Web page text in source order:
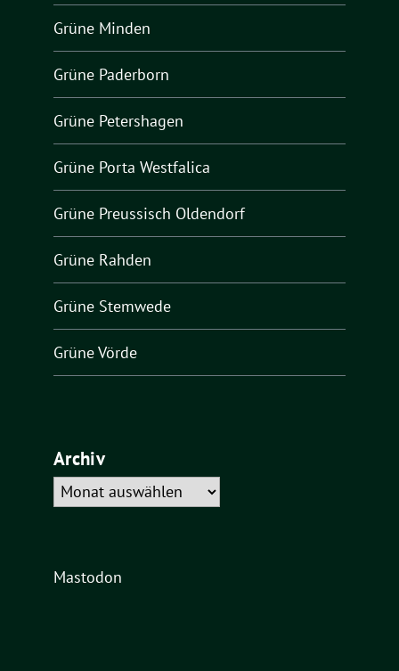
Grüne Minden
Grüne Paderborn
Grüne Petershagen
Grüne Porta Westfalica
Grüne Preussisch Oldendorf
Grüne Rahden
Grüne Stemwede
Grüne Vörde
Archiv
Archiv
Mastodon